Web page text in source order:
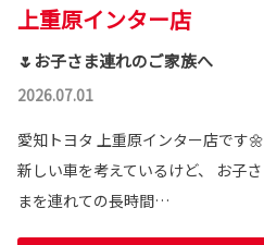
上重原インター店
🌷お子さま連れのご家族へ
2026.07.01
愛知トヨタ 上重原インター店です🌼
新しい車を考えているけど、 お子さ
まを連れての長時間…